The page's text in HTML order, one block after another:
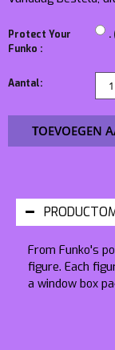
Protect Your
Funko :
.
Aantal:
TOEVOEGEN
From Funko's
figure. Each
a window box